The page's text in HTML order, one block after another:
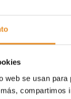
web se usan
compartimos